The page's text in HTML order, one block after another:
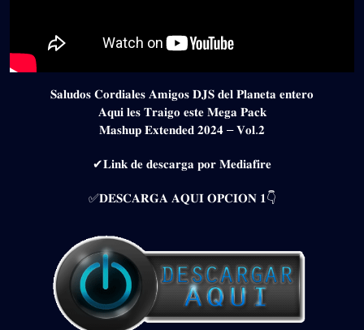
𝐒𝐚𝐥𝐮𝐝𝐨𝐬 𝐂𝐨𝐫𝐝𝐢𝐚𝐥𝐞𝐬 𝐀𝐦𝐢𝐠𝐨𝐬 𝐃𝐉𝐒 𝐝𝐞𝐥 𝐏𝐥𝐚𝐧𝐞𝐭𝐚 𝐞𝐧𝐭𝐞𝐫𝐨
𝐀𝐪𝐮𝐢 𝐥𝐞𝐬 𝐓𝐫𝐚𝐢𝐠𝐨 𝐞𝐬𝐭𝐞 𝐌𝐞𝐠𝐚 𝐏𝐚𝐜𝐤
𝐌𝐚𝐬𝐡𝐮𝐩 𝐄𝐱𝐭𝐞𝐧𝐝𝐞𝐝 𝟐𝟎𝟐𝟒 – 𝐕𝐨𝐥.𝟐
✔𝐋𝐢𝐧𝐤 𝐝𝐞 𝐝𝐞𝐬𝐜𝐚𝐫𝐠𝐚 𝐩𝐨𝐫 𝐌𝐞𝐝𝐢𝐚𝐟𝐢𝐫𝐞
✅𝐃𝐄𝐒𝐂𝐀𝐑𝐆𝐀 𝐀𝐐𝐔𝐈 𝐎𝐏𝐂𝐈𝐎𝐍 𝟏👇